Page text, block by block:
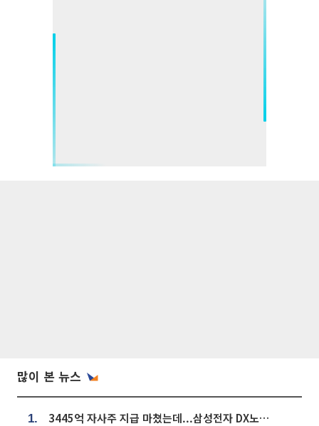
많이 본 뉴스
1. 3445억 자사주 지급 마쳤는데...삼성전자 DX노조, 뒤늦은 '떼쓰기 집회'